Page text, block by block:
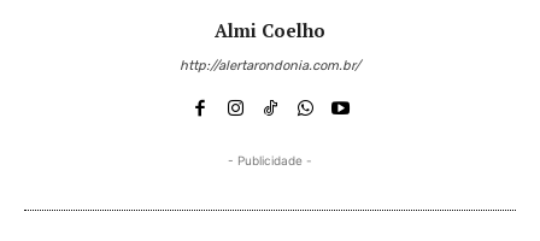
Almi Coelho
http://alertarondonia.com.br/
- Publicidade -